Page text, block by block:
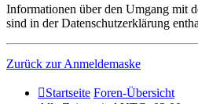
Informationen über den Umgang mit
sind in der Datenschutzerklärung
Zurück zur Anmeldemaske
Startseite Foren-Übersicht